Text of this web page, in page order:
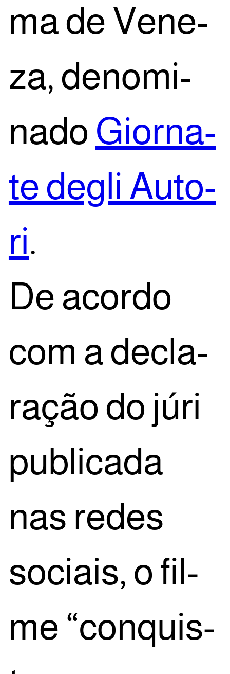
ma de Vene­
za, deno­mi­
na­do Gior­na­
te degli Auto­
ri.
De acor­do
com a decla­
ra­ção do júri
publi­ca­da
nas redes
soci­ais, o fil­
me “con­quis­